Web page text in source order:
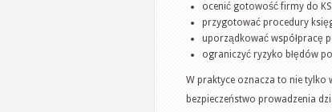
ocenić gotowość firmy do
przygotować procedury
uporządkować współpracę
ograniczyć ryzyko błędów
W praktyce oznacza to nie tylko
bezpieczeństwo prowadzenia